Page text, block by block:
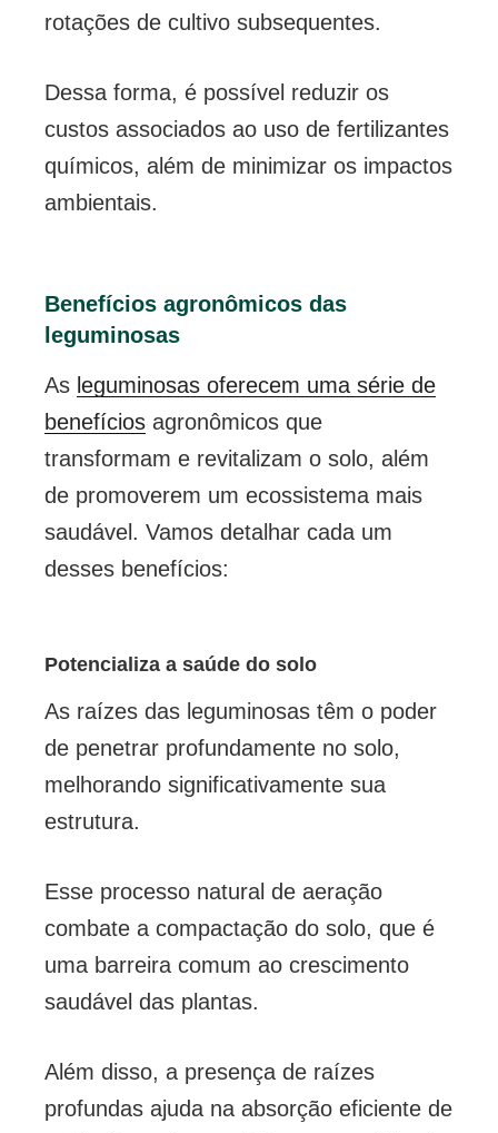
rotações de cultivo subsequentes.
Dessa forma, é possível reduzir os
custos associados ao uso de fertilizantes
químicos, além de minimizar os impactos
ambientais.
Benefícios agronômicos das
leguminosas
As leguminosas oferecem uma série de
benefícios agronômicos que
transformam e revitalizam o solo, além
de promoverem um ecossistema mais
saudável. Vamos detalhar cada um
desses benefícios:
Potencializa a saúde do solo
As raízes das leguminosas têm o poder
de penetrar profundamente no solo,
melhorando significativamente sua
estrutura.
Esse processo natural de aeração
combate a compactação do solo, que é
uma barreira comum ao crescimento
saudável das plantas.
Além disso, a presença de raízes
profundas ajuda na absorção eficiente de